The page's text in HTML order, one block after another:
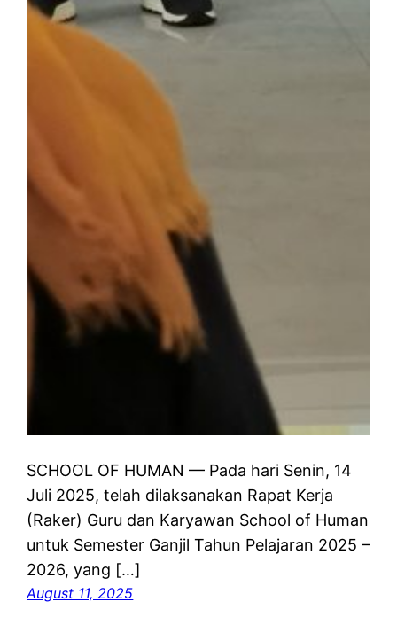
SCHOOL OF HUMAN — Pada hari Senin, 14
Juli 2025, telah dilaksanakan Rapat Kerja
(Raker) Guru dan Karyawan School of Human
untuk Semester Ganjil Tahun Pelajaran 2025 –
2026, yang […]
August 11, 2025